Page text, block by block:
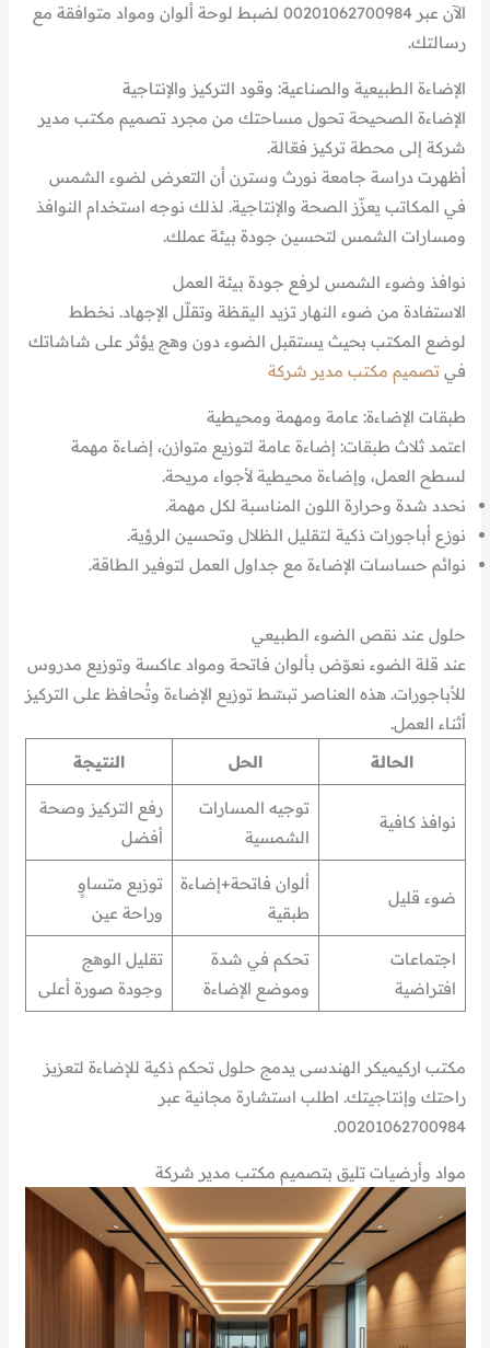
الآن عبر 00201062700984 لضبط لوحة ألوان ومواد متوافقة مع
رسالتك.
الإضاءة الطبيعية والصناعية: وقود التركيز والإنتاجية
الإضاءة الصحيحة تحول مساحتك من مجرد تصميم مكتب مدير
شركة إلى محطة تركيز فعّالة.
أظهرت دراسة جامعة نورث وسترن أن التعرض لضوء الشمس
في المكاتب يعزّز الصحة والإنتاجية. لذلك نوجه استخدام النوافذ
ومسارات الشمس لتحسين جودة بيئة عملك.
نوافذ وضوء الشمس لرفع جودة بيئة العمل
الاستفادة من ضوء النهار تزيد اليقظة وتقلّل الإجهاد. نخطط
لوضع المكتب بحيث يستقبل الضوء دون وهج يؤثر على شاشاتك
فيتصميم مكتب مدير شركة
طبقات الإضاءة: عامة ومهمة ومحيطية
اعتمد ثلاث طبقات: إضاءة عامة لتوزيع متوازن، إضاءة مهمة
لسطح العمل، وإضاءة محيطية لأجواء مريحة.
نحدد شدة وحرارة اللون المناسبة لكل مهمة.
نوزع أباجورات ذكية لتقليل الظلال وتحسين الرؤية.
نوائم حساسات الإضاءة مع جداول العمل لتوفير الطاقة.
حلول عند نقص الضوء الطبيعي
عند قلة الضوء نعوّض بألوان فاتحة ومواد عاكسة وتوزيع مدروس
للأباجورات. هذه العناصر تبسّط توزيع الإضاءة وتُحافظ على التركيز
أثناء العمل.
الحالة
الحل النتيجة
نوافذ كافية
توجيه المسارات
الشمسية
رفع التركيز وصحة
أفضل
ضوء قليل
ألوان فاتحة+إضاءة
طبقية
توزيع متساوٍ
وراحة عين
اجتماعات
افتراضية
تحكم في شدة
وموضع الإضاءة
تقليل الوهج
وجودة صورة أعلى
مكتب اركيميكر الهندسى يدمج حلول تحكم ذكية للإضاءة لتعزيز
راحتك وإنتاجيتك. اطلب استشارة مجانية عبر
00201062700984.
مواد وأرضيات تليق بتصميم مكتب مدير شركة